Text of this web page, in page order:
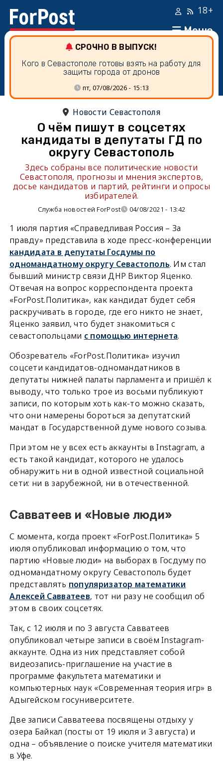
Меню
18+
СРОЧНО В ВЫПУСК!
Кого в Севастополе готовы взять на работу для
защиты города от дронов
пт, 07/08/2026 - 15:13
Новости Севастополя
О чём пишут в соцсетях
кандидаты в депутаты ГД по
округу Севастополь
Здесь собраны все политические новости
Севастополя, прогнозы и мнения экспертов,
досье кандидатов и партий, рейтинги и опросы
избирателей.
Служба новостей ForPost 04/08/2021 - 13:42
1 июля партия «Справедливая Россия – За
правду» представила в ходе пресс-конференции
кандидата в депутаты Госдумы по
одномандатному округу Севастополь. Им стал
бывший министр связи ДНР Виктор Яценко.
Отвечая на вопрос корреспондента проекта
«ForPost.Политика», как кандидат будет себя
раскручивать в городе, где его никто не знает,
Яценко заявил, что будет знакомиться с
севастопольцами с помощью интернета.
Обозреватель «ForPost.Политика» изучил
соцсети кандидатов-одномандатников в
депутаты нижней палаты парламента и пришёл к
выводу, что только трое из восьми публикуют
записи, по которым хоть как-то можно сказать,
что они намерены бороться за депутатский
мандат в Государственной думе нового созыва.
При этом не у всех есть аккаунты в Instagram, а
есть такой кандидат, которого не удалось
обнаружить ни в одной известной социальной
сети: ни в зарубежной, ни в отечественной.
Савватеев и «Новые люди»
С момента, когда проект «ForPost.Политика» 5
июля опубликовал информацию о том, что
партию «Новые люди» на выборах в Госдуму по
одномандатному округу Севастополь будет
представлять популяризатор математики
Алексей Савватеев, тот ни разу не сообщил об
этом в своих соцсетях.
Так, с 12 июля и по 3 августа Савватеев
опубликовал четыре записи в своём Instagram-
аккаунте. Одна из них представляет собой
видеозапись-приглашение на участие в
программе факультета математики и
компьютерных наук «Современная теория игр» в
Адыгейском госуниверситете.
Две записи Савватеева посвящены отдыху у
озера Байкал (посты от 19 июля и 3 августа) и
одна – объявление о поиске учителя математики
в Уфе.